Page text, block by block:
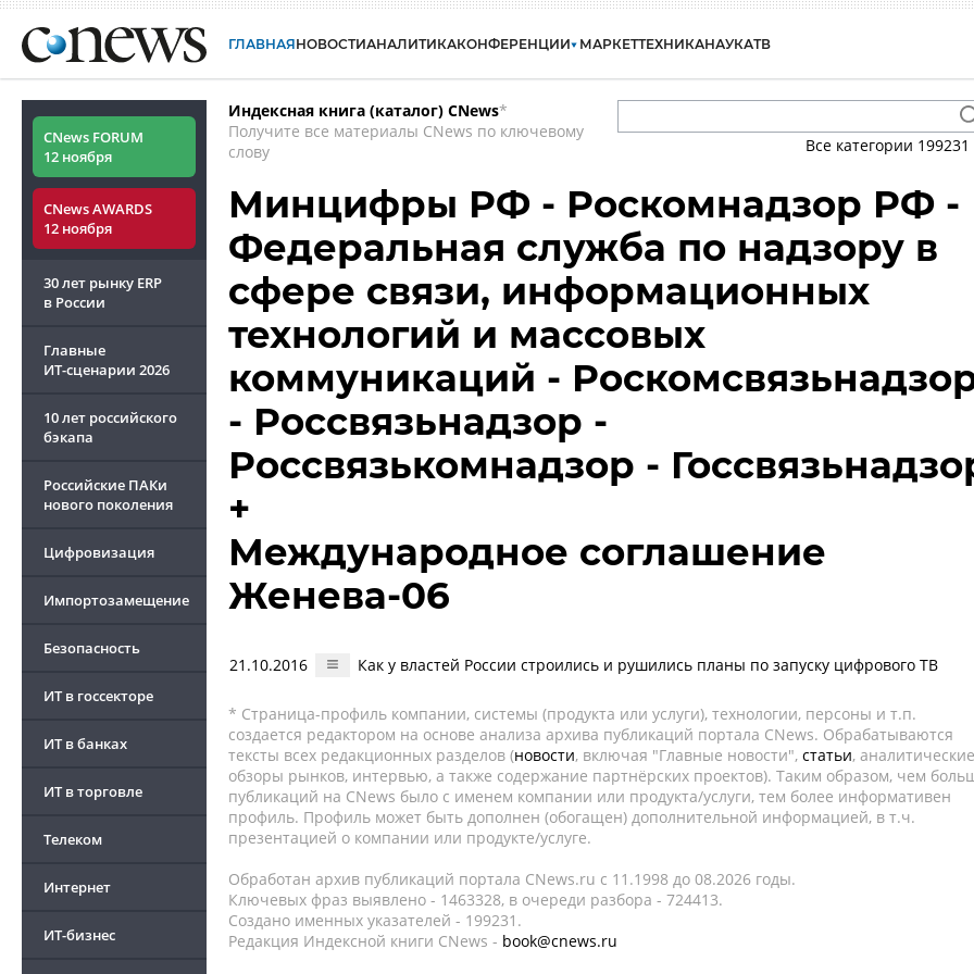
ГЛАВНАЯНОВОСТИАНАЛИТИКАКОНФЕРЕНЦИИ МАРКЕТТЕХНИКАНАУКАТВ
CNews FORUM
12 ноября
CNews AWARDS
12 ноября
30 лет рынку ERP
в России
Главные
ИТ-сценарии 2026
10 лет российского
бэкапа
Российские ПАКи
нового поколения
Цифровизация
Импортозамещение
Безопасность
ИТ в госсекторе
ИТ в банках
ИТ в торговле
Телеком
Интернет
ИТ-бизнес
Индексная книга (каталог) CNews*
Получите все материалы CNews по ключевому
слову
Все категории 199231
Минцифры РФ - Роскомнадзор РФ -
Федеральная служба по надзору в
сфере связи, информационных
технологий и массовых
коммуникаций -
- Россвязьнадзор -
Россвязькомнадзор -
+
Международное соглашение
Женева-06
21.10.2016 Как у властей России строились и рушились планы по запуску цифрового ТВ
* Страница-профиль компании, системы (продукта или услуги), технологии, персоны и т.п.
создается редактором на основе анализа архива публикаций портала CNews. Обрабатываются
тексты всех редакционных разделов (новости, включая "Главные новости", статьи, аналитические
обзоры рынков, интервью, а также содержание партнёрских проектов). Таким образом, чем
публикаций на CNews было с именем компании или продукта/услуги, тем более информативен
профиль. Профиль может быть дополнен (обогащен) дополнительной информацией, в т.ч.
презентацией о компании или продукте/услуге.
Обработан архив публикаций портала CNews.ru c 11.1998 до 08.2026 годы.
Ключевых фраз выявлено - 1463328, в очереди разбора - 724413.
Создано именных указателей - 199231.
Редакция Индексной книги CNews - book@cnews.ru